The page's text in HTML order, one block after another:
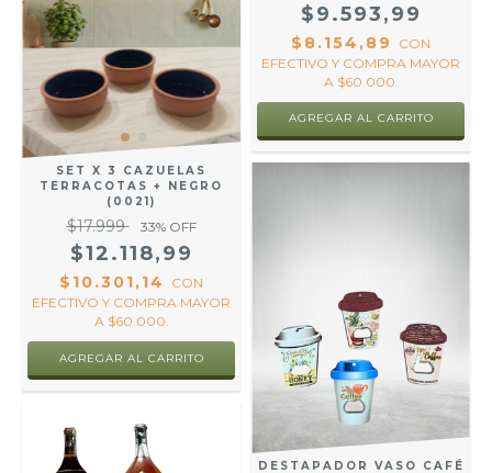
$9.593,99
$8.154,89
CON
EFECTIVO Y COMPRA MAYOR
A $60.000.
SET X 3 CAZUELAS
TERRACOTAS + NEGRO
(0021)
$17.999 33% OFF
$12.118,99
$10.301,14
CON
EFECTIVO Y COMPRA MAYOR
A $60.000.
DESTAPADOR VASO CAFÉ